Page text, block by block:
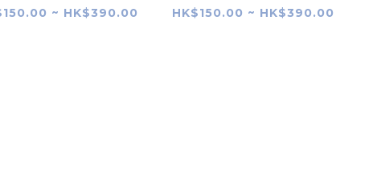
~ HK$390.00 HK$150.00 ~ HK$390.00